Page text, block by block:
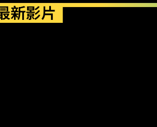
新影片